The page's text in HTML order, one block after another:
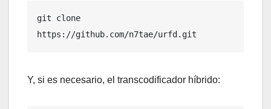
git clone
https://github.com/n7tae/urfd.git
Y, si es necesario, el transcodificador híbrido: